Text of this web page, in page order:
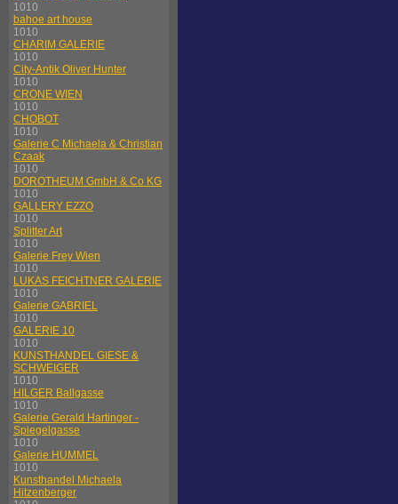
1010
bahoe art house
1010
CHARIM GALERIE
1010
City-Antik Oliver Hunter
1010
CRONE WIEN
1010
CHOBOT
1010
Galerie C Michaela & Christian
Czaak
1010
DOROTHEUM GmbH & Co KG
1010
GALLERY EZZO
1010
Splitter Art
1010
Galerie Frey Wien
1010
LUKAS FEICHTNER GALERIE
1010
Galerie GABRIEL
1010
GALERIE 10
1010
KUNSTHANDEL GIESE &
SCHWEIGER
1010
HILGER Ballgasse
1010
Galerie Gerald Hartinger -
Spiegelgasse
1010
Galerie HUMMEL
1010
Kunsthandel Michaela
Hitzenberger